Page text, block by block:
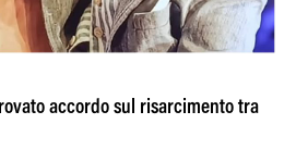
accordo sul risarcimento tra